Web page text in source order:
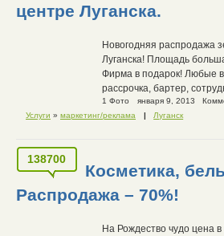
центре Луганска.
Новогодняя распродажа
Луганска! Площадь
Фирма в подарок! Любые
рассрочка, бартер,
1 Фото января 9, 2013
Услуги » маркетинг/реклама | Луганск
138700
Косметика,
Распродажа – 70%!
На Рождество чудо цена